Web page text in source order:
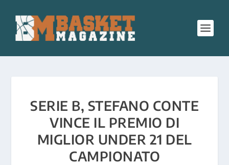
SERIE B, STEFANO CONTE
VINCE IL PREMIO DI
MIGLIOR UNDER 21 DEL
CAMPIONATO